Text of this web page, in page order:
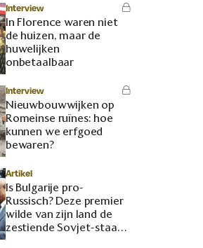
Interview
In Florence waren niet
de huizen, maar de
huwelijken
onbetaalbaar
Interview
Nieuwbouwwijken op
Romeinse ruïnes: hoe
kunnen we erfgoed
bewaren?
Artikel
Is Bulgarije pro-
Russisch? Deze premier
wilde van zijn land de
zestiende Sovjet-staat
maken